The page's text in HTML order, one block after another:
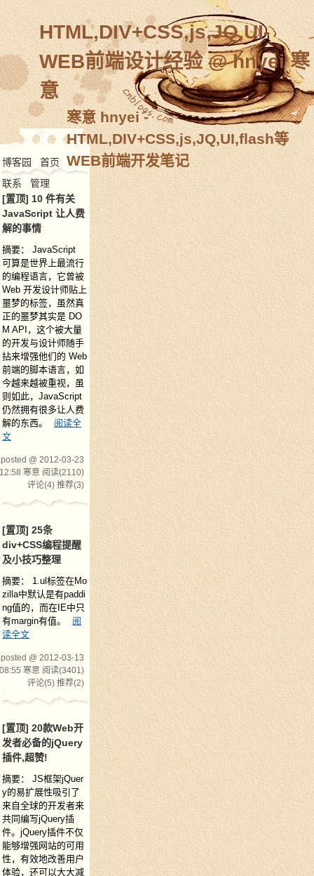
HTML,DIV+CSS,js,JQ,UI-
WEB前端设计经验 @ hnyei 寒
意
寒意 hnyei -
HTML,DIV+CSS,js,JQ,UI,flash等
WEB前端开发笔记
博客园
首页
联系
管理
[置顶] 10 件有关
JavaScript 让人费
解的事情
摘要： JavaScript
可算是世界上最流行
的编程语言，它曾被
Web 开发设计师贴上
噩梦的标签，虽然真
正的噩梦其实是 DO
M API，这个被大量
的开发与设计师随手
拈来增强他们的 Web
前端的脚本语言，如
今越来越被重视，虽
则如此，JavaScript
仍然拥有很多让人费
解的东西。
阅读全
文
posted @ 2012-03-23
寒意 阅读(2110)
评论(4) 推荐(3)
[置顶] 25条
div+CSS编程提醒
及小技巧整理
摘要： 1.ul标签在Mo
zilla中默认是有paddi
ng值的，而在IE中只
有margin有值。
阅
读全文
posted @ 2012-03-13
寒意 阅读(3401)
评论(5) 推荐(2)
[置顶] 20款Web开
发者必备的jQuery
插件,超赞!
摘要： JS框架jQuer
y的易扩展性吸引了
来自全球的开发者来
共同编写jQuery插
件。jQuery插件不仅
能够增强网站的可用
性，有效地改善用户
体验，还可以大大减